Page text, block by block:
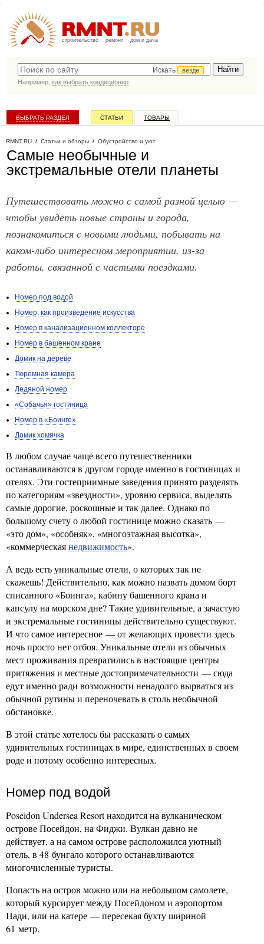
строительство ремонт дом и дача
Искать
везде
Например, как выбрать кондиционер
ВЫБРАТЬ РАЗДЕЛ СТАТЬИ ТОВАРЫ
RMNT.RU / Статьи и обзоры / Обустройство и уют
Самые необычные и
экстремальные отели планеты
Путешествовать можно с самой разной целью —
чтобы увидеть новые страны и города,
познакомиться с новыми людьми, побывать на
каком-либо интересном мероприятии, из-за
работы, связанной с частыми поездками.
Номер под водой
Номер, как произведение искусства
Номер в канализационном коллекторе
Номер в башенном кране
Домик на дереве
Тюремная камера
Ледяной номер
«Собачья» гостиница
Номер в «Боинге»
Домик хомячка
В любом случае чаще всего путешественники
останавливаются в другом городе именно в гостиницах и
отелях. Эти гостеприимные заведения принято разделять
по категориям «звездности», уровню сервиса, выделять
самые дорогие, роскошные и так далее. Однако по
большому счету о любой гостинице можно сказать —
«это дом», «особняк», «многоэтажная высотка»,
«коммерческаянедвижимость».
А ведь есть уникальные отели, о которых так не
скажешь! Действительно, как можно назвать домом борт
списанного «Боинга», кабину башенного крана и
капсулу на морском дне? Такие удивительные, а зачастую
и экстремальные гостиницы действительно существуют.
И что самое интересное — от желающих провести здесь
ночь просто нет отбоя. Уникальные отели из обычных
мест проживания превратились в настоящие центры
притяжения и местные достопримечательности — сюда
едут именно ради возможности ненадолго вырваться из
обычной рутины и переночевать в столь необычной
обстановке.
В этой статье хотелось бы рассказать о самых
удивительных гостиницах в мире, единственных в своем
роде и потому особенно интересных.
Номер под водой
Poseidon Undersea Resort находится на вулканическом
острове Посейдон, на Фиджи. Вулкан давно не
действует, а на самом острове расположился уютный
отель, в 48 бунгало которого останавливаются
многочисленные туристы.
Попасть на остров можно или на небольшом самолете,
который курсирует между Посейдоном и аэропортом
Нади, или на катере — пересекая бухту шириной
61 метр.